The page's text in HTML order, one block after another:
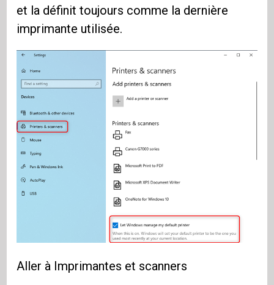
et la définit toujours comme la dernière
imprimante utilisée.
Aller à Imprimantes et scanners